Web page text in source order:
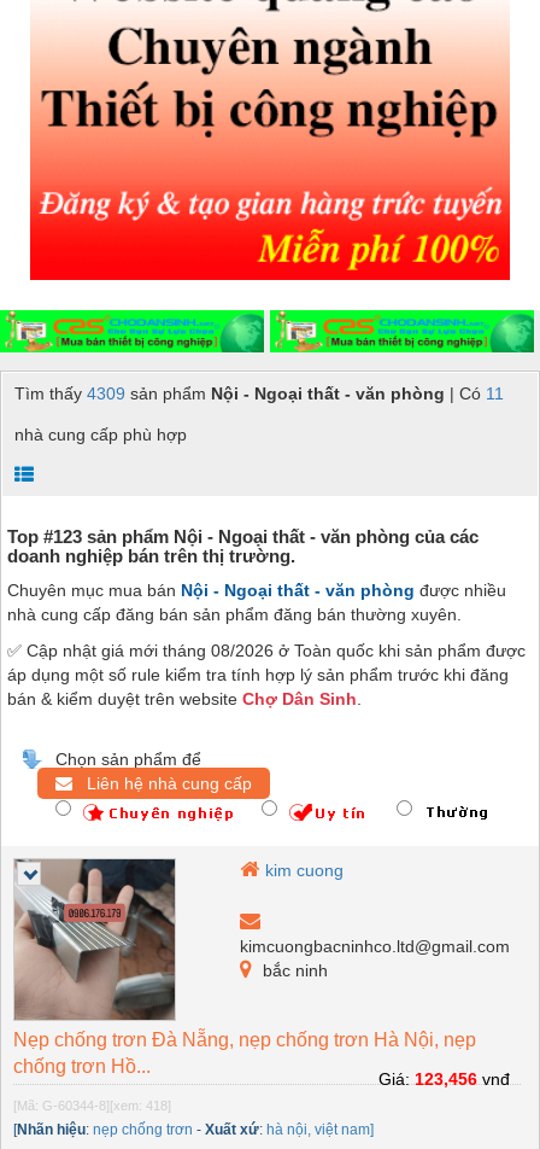
Tìm thấy 4309 sản phẩm Nội - Ngoại thất - văn phòng | Có 11
nhà cung cấp phù hợp
Top #123 sản phẩm Nội - Ngoại thất - văn phòng của các
doanh nghiệp bán trên thị trường.
Chuyên mục mua bán Nội - Ngoại thất - văn phòng được nhiều
nhà cung cấp đăng bán sản phẩm đăng bán thường xuyên.
✅ Cập nhật giá mới tháng 08/2026 ở Toàn quốc khi sản phẩm được
áp dụng một số rule kiểm tra tính hợp lý sản phẩm trước khi đăng
bán & kiểm duyệt trên website Chợ Dân Sinh.
Chọn sản phẩm để
Liên hệ nhà cung cấp
kim cuong
kimcuongbacninhco.ltd@gmail.com
bắc ninh
Nẹp chống trơn Đà Nẵng, nẹp chống trơn Hà Nội, nẹp
chống trơn Hồ...
[Mã: G-60344-8] [xem: 418]
[Nhãn hiệu: nẹp chống trơn - Xuất xứ: hà nội, việt nam]
Giá:123,456vnđ